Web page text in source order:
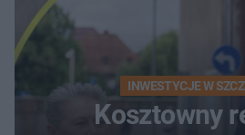
INWESTYCJE W
Kosztowny